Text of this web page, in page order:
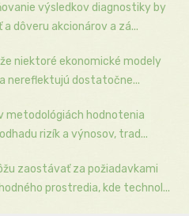
výsledkov diagnostiky by
dôveru akcionárov a zá...
niektoré ekonomické modely
nereflektujú dostatočne...
metodológiách hodnotenia
rizík a výnosov, trad...
zaostávať za požiadavkami
prostredia, kde technol...